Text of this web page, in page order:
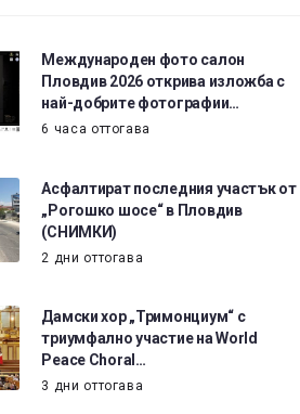
Международен фото салон
Пловдив 2026 открива изложба с
най-добрите фотографии…
6 часа оттогава
Асфалтират последния участък от
„Рогошко шосе“ в Пловдив
(СНИМКИ)
2 дни оттогава
Дамски хор „Тримонциум“ с
триумфално участие на World
Peace Choral…
3 дни оттогава